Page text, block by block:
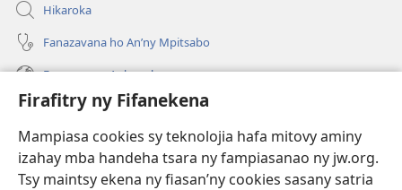
Firafitry ny Fifanekena
Mampiasa cookies sy teknolojia hafa mitovy aminy
izahay mba handeha tsara ny fampiasanao ny jw.org.
Tsy maintsy ekena ny fiasan’ny cookies sasany satria
Hikaroka
Fanazavana ho An’ny Mpitsabo
Fanazavana Ankapobeny
Fanampiana
Fanomezana
(manokatra
rohy)